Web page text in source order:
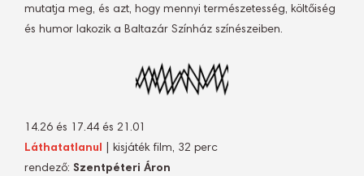
mutatja meg, és azt, hogy mennyi természetesség, költőiség
és humor lakozik a Baltazár Színház színészeiben.
14.26 és 17.44 és 21.01
Láthatatlanul | kisjáték film, 32 perc
rendező: Szentpéteri Áron